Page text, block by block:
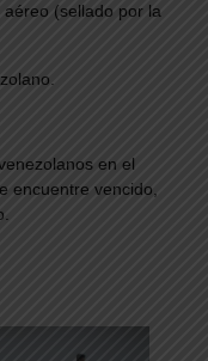
(sellado por la
en el
encuentre vencido,